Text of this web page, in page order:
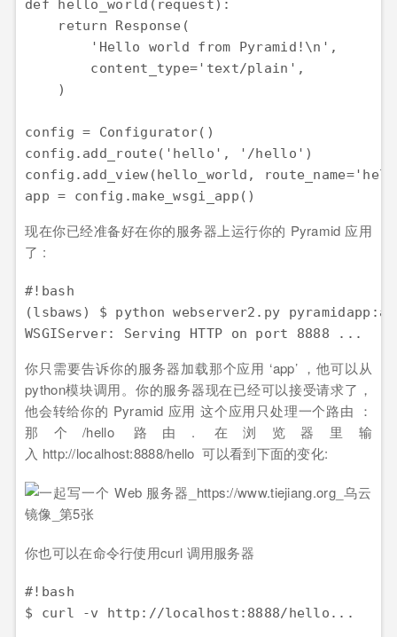
def hello_world(request):
    return Response(
        'Hello world from Pyramid!\n',
        content_type='text/plain',
    )
config = Configurator()
config.add_route('hello', '/hello')
config.add_view(hello_world,
现在你已经准备好在你的服务器上运行你的 Pyramid 应用
了 :
#!bash
(lsbaws) $ python webserver2.py
你只需要告诉你的服务器加载那个应用 ‘app’ ，他可以从
python模块调用。你的服务器现在已经可以接受请求了，
他会转给你的 Pyramid 应用 这个应用只处理一个路由 ：
那个/hello 路由. 在浏览器里输
入 http://localhost:8888/hello 可以看到下面的变化:
你也可以在命令行使用curl 调用服务器
#!bash